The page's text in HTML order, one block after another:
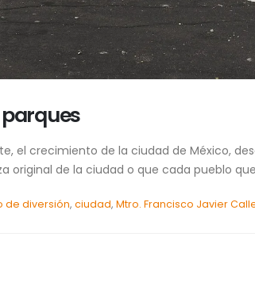
parques
el crecimiento de la ciudad de México,
original de la ciudad o que cada pueblo
de diversión,ciudad,Mtro. Francisco Javier